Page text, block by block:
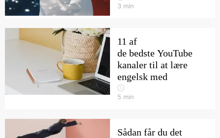
3 min
11 af
de bedste YouTube
kanaler til at lære
engelsk med
5 min
Sådan får du det